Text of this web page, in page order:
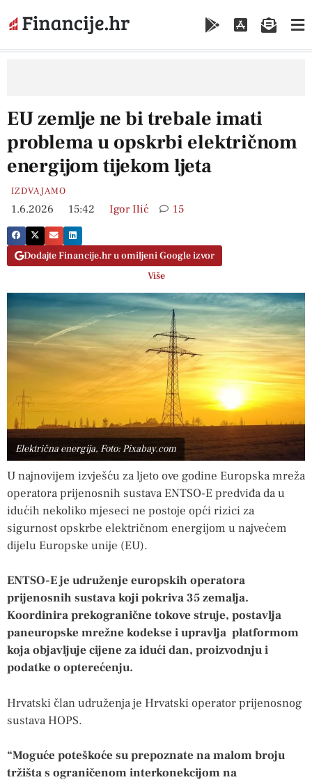
EU zemlje ne bi trebale imati
problema u opskrbi električnom
energijom tijekom ljeta
IZDVAJAMO
1.6.2026 15:42 Igor Ilić 15
Dodajte Financije.hr u omiljeni Google izvor
Više
Električna energija, Foto: Pixabay.com
U najnovijem izvješću za ljeto ove godine Europska mreža
operatora prijenosnih sustava ENTSO-E predviđa da u
idućih nekoliko mjeseci ne postoje opći rizici za
sigurnost opskrbe električnom energijom u najvećem
dijelu Europske unije (EU).
ENTSO-E je udruženje europskih operatora
prijenosnih sustava koji pokriva 35 zemalja.
Koordinira prekogranične tokove struje, postavlja
paneuropske mrežne kodekse i upravlja platformom
koja objavljuje cijene za idući dan, proizvodnju i
podatke o opterećenju.
Hrvatski član udruženja je Hrvatski operator prijenosnog
sustava HOPS.
“Moguće poteškoće su prepoznate na malom broju
tržišta s ograničenom interkonekcijom na